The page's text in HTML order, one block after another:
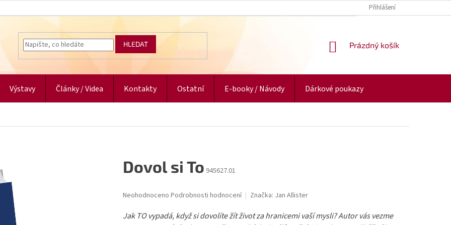
Přihlášení
HLEDAT
NÁKUPNÍ
Prázdný košík
Výstavy Články / Videa Kontakty Ostatní E-booky / Návody Dárkové poukazy
Jak TO vypadá, když si dovolíte žít život za hranicemi vaší mysli? Autor vás vezme
Dovol si To 945627.01
Průměrné
produktu
Neohodnoceno Podrobnosti hodnocení Značka: Jan Allister